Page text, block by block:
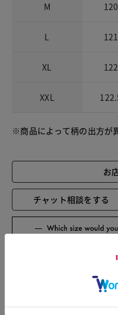
M 120
L 121
XL 122
XXL
※商品によって柄の出方が
お
チャット相談をする